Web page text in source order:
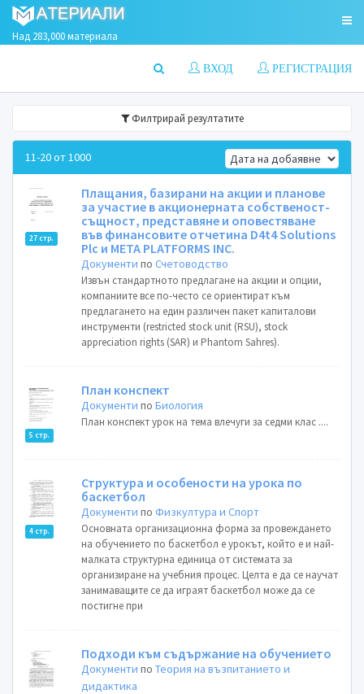
Над 283,000 материала
РЕГИСТРАЦИЯ
ВХОД
Филтрирай резултатите
11-20 от 1000
27 стр.
Плащания, базирани на акции и планове
за участие в акционерната собственост-
същност, представяне и оповестяване
във финансовите отчетина D4t4 Solutions
Plc и META PLATFORMS INC.
Документи поСчетоводство
Извън стандартното предлагане на акции и опции,
компаниите все по-често се ориентират към
предлагането на един различен пакет капиталови
инструменти (restricted stock unit (RSU), stock
appreciation rights (SAR) и Phantom Sahres).
5 стр.
План конспект
Документи поБиология
План конспект урок на тема влечуги за седми клас ....
4 стр.
Структура и особености на урока по
баскетбол
Документи поФизкултура и Спорт
Основната организационна форма за провеждането
на обучението по баскетбол е урокът, който е и най-
малката структурна единица от системата за
организиране на учебния процес. Целта е да се научат
занимаващите се да играят баскетбол може да се
постигне при
Подходи към съдържание на обучението
Документи поТеория на възпитанието и
дидактика